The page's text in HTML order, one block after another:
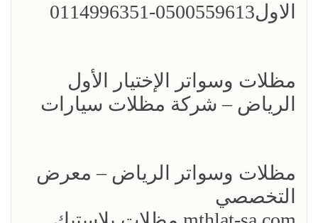
الاول0500559613-0114996351
مظلات وسواتر الإختيار الأول
الرياض – شركة مظلات سيارات
مظلات وسواتر الرياض – معرض
التخصصي